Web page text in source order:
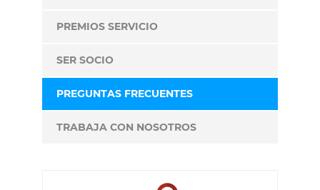
PREMIOS SERVICIO
SER SOCIO
PREGUNTAS FRECUENTES
TRABAJA CON NOSOTROS